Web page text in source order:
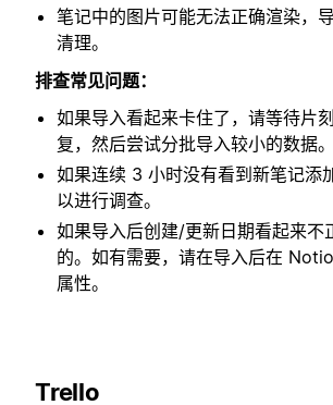
笔记中的图片可能无法正确渲染，
清理。
排查常见问题：
如果导入看起来卡住了，请等待片
复，然后尝试分批导入较小的数据。
如果连续 3 小时没有看到新笔记添
以进行调查。
如果导入后创建/更新日期看起来不
的。如有需要，请在导入后在
属性。
Trello